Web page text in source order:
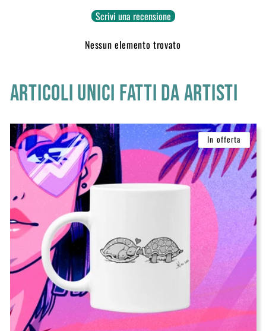
Scrivi una recensione
Nessun elemento trovato
Articoli unici fatti da artisti
In offerta